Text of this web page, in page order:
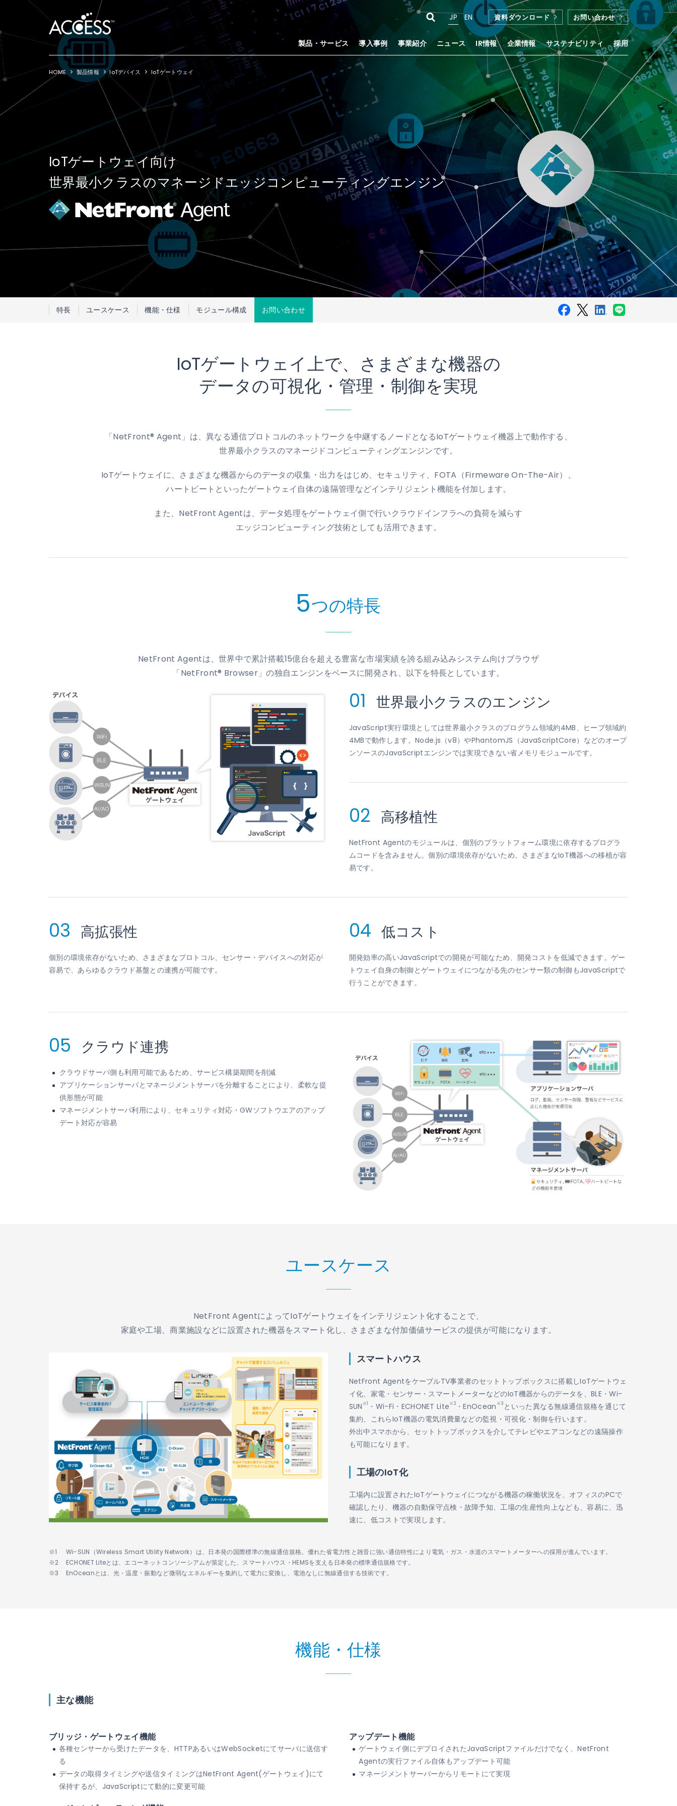
製品・サービス 導入事例 事業紹介 ニュース IR情報 企業情報 サステナビリティ 採用
JP EN 資料ダウンロード お問い合わせ
HOME 製品情報 IoTデバイス IoTゲートウェイ
IoTゲートウェイ向け
世界最小クラスのマネージドエッジコンピューティングエンジン
特長 ユースケース 機能・仕様 モジュール構成 お問い合わせ
IoTゲートウェイ上で、さまざまな機器の
データの可視化・管理・制御を実現
「NetFront® Agent」は、異なる通信プロトコルのネットワークを中継するノードとなるIoTゲートウェイ機器上で動作する、
世界最小クラスのマネージドコンピューティングエンジンです。
IoTゲートウェイに、さまざまな機器からのデータの収集・出力をはじめ、セキュリティ、FOTA（Firmeware On-The-Air）、
ハートビートといったゲートウェイ自体の遠隔管理などインテリジェント機能を付加します。
また、NetFront Agentは、データ処理をゲートウェイ側で行いクラウドインフラへの負荷を減らす
エッジコンピューティング技術としても活用できます。
5つの特長
NetFront Agentは、世界中で累計搭載15億台を超える豊富な市場実績を誇る組み込みシステム向けブラウザ
「NetFront® Browser」の独自エンジンをベースに開発され、以下を特長としています。
01 世界最小クラスのエンジン
JavaScript実行環境としては世界最小クラスのプログラム領域約4MB、ヒープ領域約
4MBで動作します。Node.js（v8）やPhantomJS（JavaScriptCore）などのオープ
ンソースのJavaScriptエンジンでは実現できない省メモリモジュールです。
02 高移植性
NetFront Agentのモジュールは、個別のプラットフォーム環境に依存するプログラ
ムコードを含みません。個別の環境依存がないため、さまざまなIoT機器への移植が容
易です。
03 高拡張性
個別の環境依存がないため、さまざまなプロトコル、センサー・デバイスへの対応が
容易で、あらゆるクラウド基盤との連携が可能です。
04 低コスト
開発効率の高いJavaScriptでの開発が可能なため、開発コストを低減できます。ゲー
トウェイ自身の制御とゲートウェイにつながる先のセンサー類の制御もJavaScriptで
行うことができます。
05 クラウド連携
クラウドサーバ側も利用可能であるため、サービス構築期間を削減
アプリケーションサーバとマネージメントサーバを分離することにより、柔軟な提
供形態が可能
マネージメントサーバ利用により、セキュリティ対応・GWソフトウエアのアップ
デート対応が容易
ユースケース
NetFront AgentによってIoTゲートウェイをインテリジェント化することで、
家庭や工場、商業施設などに設置された機器をスマート化し、さまざまな付加価値サービスの提供が可能になります。
スマートハウス
NetFront AgentをケーブルTV事業者のセットトップボックスに搭載しIoTゲートウェ
イ化、家電・センサー・スマートメーターなどのIoT機器からのデータを、BLE・Wi-
SUN ※1 ・Wi-Fi・ECHONET Lite※2 ・EnOcean ※3 といった異なる無線通信規格を通じて
集約、これらIoT機器の電気消費量などの監視・可視化・制御を行います。
外出中スマホから、セットトップボックスを介してテレビやエアコンなどの遠隔操作
も可能になります。
工場のIoT化
工場内に設置されたIoTゲートウェイにつながる機器の稼働状況を、オフィスのPCで
確認したり、機器の自動保守点検・故障予知、工場の生産性向上なども、容易に、迅
速に、低コストで実現します。
Wi-SUN（Wireless Smart Utility Network）は、日本発の国際標準の無線通信規格。優れた省電力性と雑音に強い通信特性により電気・ガス・水道のスマートメーターへの採用が進んでいます。
ECHONET Liteとは、エコーネットコンソーシアムが策定した、スマートハウス・HEMSを支える日本発の標準通信規格です。
EnOceanとは、光・温度・振動など微弱なエネルギーを集約して電力に変換し、電池なしに無線通信する技術です。
機能・仕様
主な機能
ブリッジ・ゲートウェイ機能
各種センサーから受けたデータを、HTTPあるいはWebSocketにてサーバに送信す
る
データの取得タイミングや送信タイミングはNetFront Agent(ゲートウェイ)にて
保持するが、JavaScriptにて動的に変更可能
アップデート機能
ゲートウェイ側にデプロイされたJavaScriptファイルだけでなく、NetFront
Agentの実行ファイル自体もアップデート可能
マネージメントサーバーからリモートにて実現